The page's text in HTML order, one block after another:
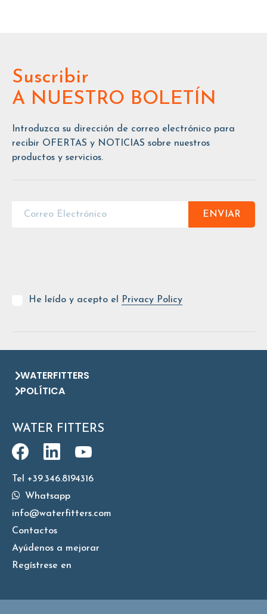
Suscribir
A NUESTRO BOLETÍN
Introduzca su dirección de correo electrónico para
recibir OFERTAS y NOTICIAS sobre nuestros
productos y servicios.
ENVIAR
He leído y acepto el Privacy Policy
WATERFITTERS
POLÍTICA
WATER FITTERS
Tel +39.346.8194316
Whatsapp
info@waterfitters.com
Contactos
Ayúdenos a mejorar
Regístrese en